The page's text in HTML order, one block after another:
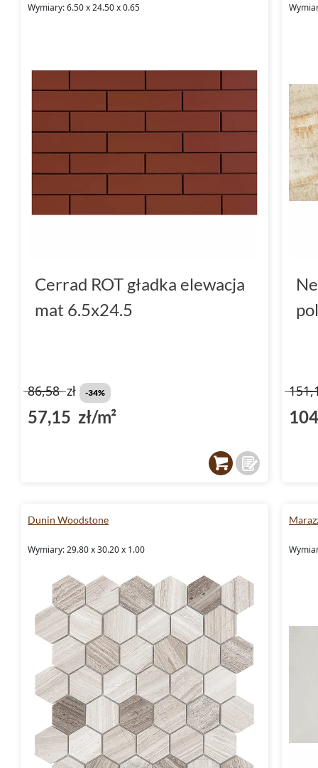
Wymiary: 6.50 x 24.50 x 0.65
Cerrad ROT gładka elewacja
mat 6.5x24.5
86,58zł -34%
57,15 zł/m²
Dunin Woodstone
Wymiary: 29.80 x 30.20 x 1.00